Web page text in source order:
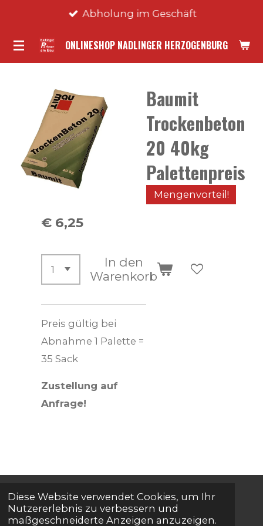
Diese Website verwendet Cookies, um Ihr
Nutzererlebnis zu verbessern und
maßgeschneiderte Anzeigen anzuzeigen.
springen
ONLINESHOP NADLINGER HERZOGENBURG
Abholung im Geschäft
Baumit
Trockenbeton
20 40kg
Palettenpreis
Mengenvorteil!
€ 6,25
In den
Warenkorb
Preis gültig bei
Abnahme 1 Palette =
35 Sack
Zustellung auf
Anfrage!
© 2024 - 2026 Onlineshop Nadlinger